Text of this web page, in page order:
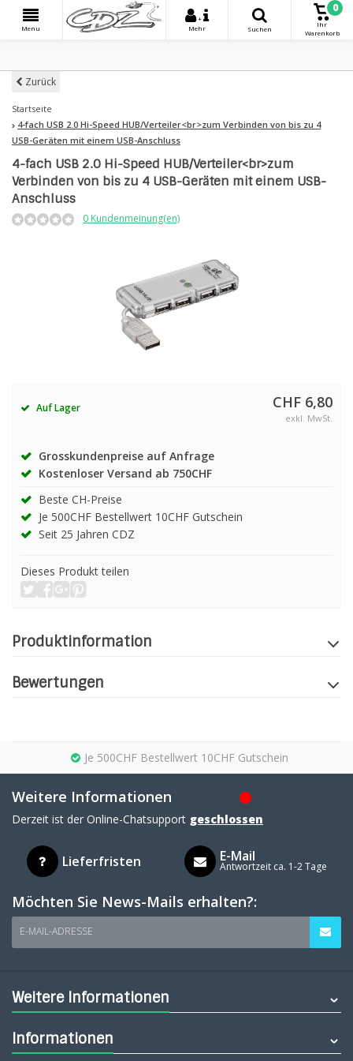
Menu
+
Mehr
Suchen
0
Ihr
Warenkorb
Zurück
Startseite
4-fach USB 2.0 Hi-Speed HUB/Verteiler<br>zum Verbinden von bis zu 4
USB-Geräten mit einem USB-Anschluss
4-fach USB 2.0 Hi-Speed HUB/Verteiler<br>zum
Verbinden von bis zu 4 USB-Geräten mit einem USB-
Anschluss
0 Kundenmeinung(en)
Auf Lager CHF 6,80
exkl. MwSt.
Grosskundenpreise auf Anfrage
Kostenloser Versand ab 750CHF
Beste CH-Preise
Je 500CHF Bestellwert 10CHF Gutschein
Seit 25 Jahren CDZ
Dieses Produkt teilen
Produktinformation
Bewertungen
Je 500CHF Bestellwert 10CHF Gutschein
Weitere Informationen
Derzeit ist der Online-Chatsupport geschlossen
Lieferfristen E-Mail
Antwortzeit ca. 1-2 Tage
Möchten Sie News-Mails erhalten?:
E-MAIL-ADRESSE
Weitere Informationen
Informationen